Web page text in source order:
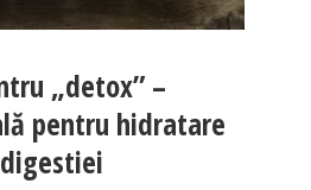
„detox” –
pentru hidratare